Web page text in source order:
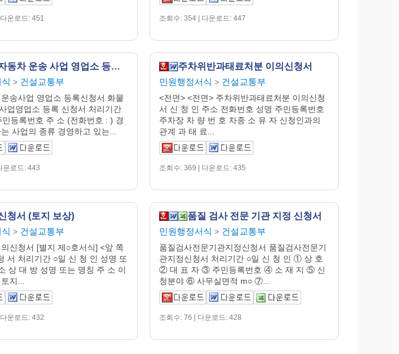
운로드: 451 조회수: 354 | 다운로드: 447
화물 자동차 운송 사업 영업소 등록 신청서
> 건설교통부
송사업 영업소 등록신청서 화물
업영업소 등록 신청서 처리기간
민등록번호 주 소 (전화번호 : ) 경
사업의 종류 경영하고 있는...
운로드: 443
주차위반과태료처분 이의신청서
민원행정서식 > 건설교통부
<전면> <전면> 주차위반과태료처분 이의신청
서 신 청 인 주소 전화번호 성명 주민등록번호
주차장 차 량 번 호 차종 소 유 자 신청인과의
관계 과 태 료...
조회수: 369 | 다운로드: 435
청서 (토지 보상)
> 건설교통부
신청서 [별지 제○호서식] <앞 쪽
서 처리기간 ○일 신 청 인 성명 또
상 대 방 성명 또는 명칭 주 소 이
지...
운로드: 432
품질 검사 전문 기관 지정 신청서
민원행정서식 > 건설교통부
품질검사전문기관지정신청서 품질검사전문기
관지정신청서 처리기간 ○일 신 청 인 ① 상 호
② 대 표 자 ③ 주민등록번호 ④ 소 재 지 ⑤ 신
청분야 ⑥ 사무실면적 m○ ⑦...
조회수: 76 | 다운로드: 428